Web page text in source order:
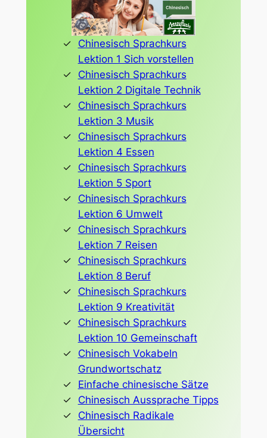
Chinesisch Sprachkurs
Lektion 1 Sich vorstellen
Chinesisch Sprachkurs
Lektion 2 Digitale Technik
Chinesisch Sprachkurs
Lektion 3 Musik
Chinesisch Sprachkurs
Lektion 4 Essen
Chinesisch Sprachkurs
Lektion 5 Sport
Chinesisch Sprachkurs
Lektion 6 Umwelt
Chinesisch Sprachkurs
Lektion 7 Reisen
Chinesisch Sprachkurs
Lektion 8 Beruf
Chinesisch Sprachkurs
Lektion 9 Kreativität
Chinesisch Sprachkurs
Lektion 10 Gemeinschaft
Chinesisch Vokabeln
Grundwortschatz
Einfache chinesische Sätze
Chinesisch Aussprache Tipps
Chinesisch Radikale
Übersicht